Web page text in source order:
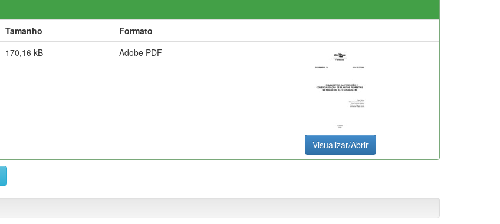
Tamanho
Formato
170,16 kB Adobe PDF
Visualizar/Abrir